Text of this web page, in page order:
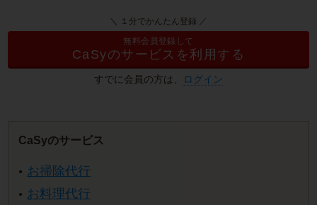
＼ １分でかんたん登録 ／
無料会員登録して
CaSyのサービスを利用する
すでに会員の方は、 ログイン
CaSyのサービス
お掃除代行
お料理代行